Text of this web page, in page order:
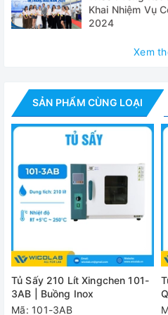
ứng dụng khác nhau.
Model DM0424
Dải tốc độ
500-4000
Bước tăng
Max. RCF 2500×g
Độ chính xác
±100
Rotor (lựa chọn
khi đặt hàng)
Angle
Angle
Khai Nhiệm Vụ
2024
Xem
SẢN PHẨM CÙNG LOẠI
Tủ Sấy 210 Lít Xingchen 101-
3AB | Buồng Inox
Mã: 101-3AB